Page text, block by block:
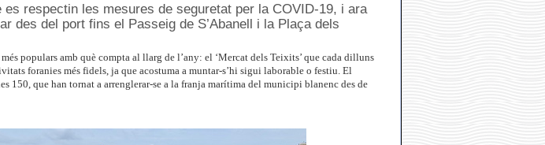
es respectin les mesures de seguretat per la COVID-19, i ara
des del port fins el Passeig de S’Abanell i la Plaça dels
populars amb què compta al llarg de l’any: el ‘Mercat dels Teixits’ que cada dilluns
foranies més fidels, ja que acostuma a muntar-s’hi sigui laborable o festiu. El
150, que han tornat a arrenglerar-se a la franja marítima del municipi blanenc des de